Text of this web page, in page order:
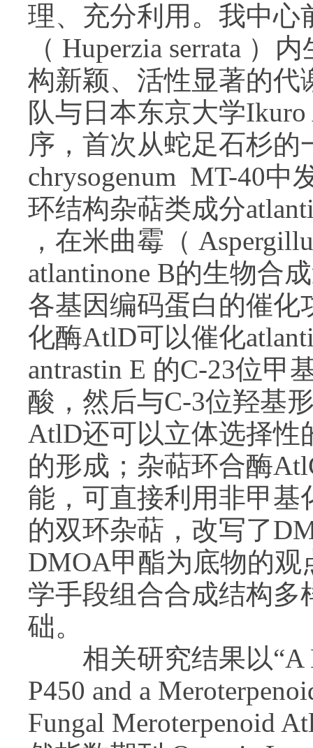
理、充分利用。我中心
（ Huperzia serrata ）
构新颖、活性显著的代
队与日本东京大学
序，首次从蛇足石杉的
chrysogenum MT-40中
环结构杂萜类成分
，在米曲霉（
atlantinone B的生物合
各基因编码蛋白的催化
化酶AtlD可以催化
antrastin E 的C-23位甲
酸，然后与C-3位羟基
AtlD还可以立体选择性
的形成；杂萜环合酶
能，可直接利用非甲
的双环杂萜，改写了
DMOA甲酯为底物的
学手段组合合成结构多
础。
相关研究结果以“A
P450 and a
Fungal Meroterpenoid